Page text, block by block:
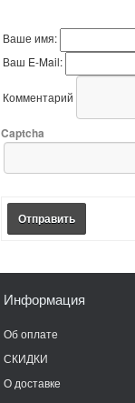
Ваше имя:
Ваш E-Mail:
Комментарий
Captcha
Отправить
Информация
Об оплате
СКИДКИ
О доставке